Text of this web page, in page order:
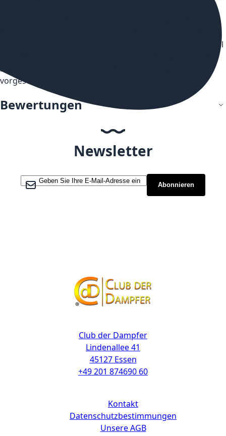
Das Pear Lemon Nikotinsalz Liquid aus der Juicd-Serie von
und Zitronen-Limonade mit einer kühlen Frische. Die 10 ml
mg/ml erhältlich und für den Einsatz in E-Zigaretten
vorgesehen.
Bewertungen
Newsletter
Melden Sie sich für unseren Newsletter an:
Abonnieren
Club der Dampfer
Lindenallee 41
45127 Essen
+49 201 874690 60
Kontakt
Datenschutzbestimmungen
Unsere AGB